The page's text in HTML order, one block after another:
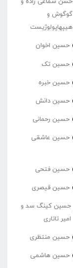
گوگوش و
هیپهاپولوژیست
حسین اخوان
حسین تک
حسین خبره
حسین دانش
حسین رحمانی
حسین عاشقی
حسین فتحی
حسین قیصری
حسین کینگ سد و
امیر تاتاری
حسین منتظری
حسین هاشمی